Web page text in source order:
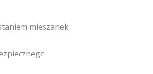
mieszanek